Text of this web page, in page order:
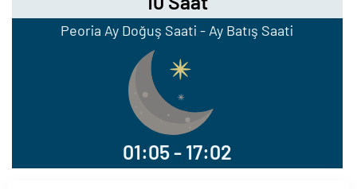
Peoria Ay Doğuş Saati - Ay Batış Saati
01:05 - 17:02